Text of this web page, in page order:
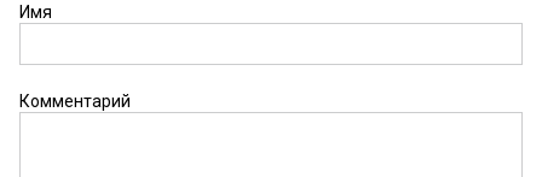
Имя
Комментарий